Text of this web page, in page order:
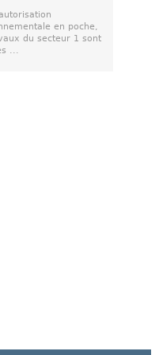
en poche,
du secteur 1 sont
...